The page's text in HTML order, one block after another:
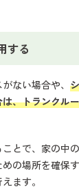
する
ない場合や、
、トランクル
とで、家の中
の場所を確保
ます。